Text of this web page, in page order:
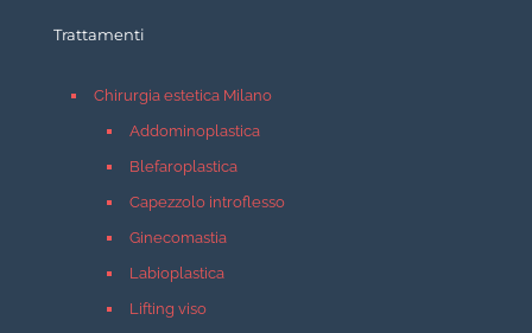
Trattamenti
Chirurgia estetica Milano
Addominoplastica
Blefaroplastica
Capezzolo introflesso
Ginecomastia
Labioplastica
Lifting viso